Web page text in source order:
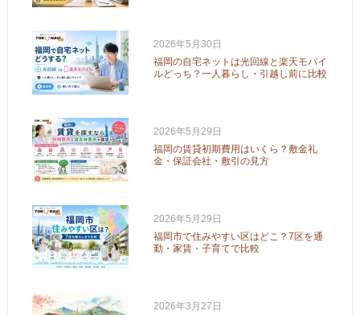
2026年5月30日
福岡の自宅ネットは光回線と楽天モバイ
ルどっち？一人暮らし・引越し前に比較
2026年5月29日
福岡の賃貸初期費用はいくら？敷金礼
金・保証会社・敷引の見方
2026年5月29日
福岡市で住みやすい区はどこ？7区を通
勤・家賃・子育てで比較
2026年3月27日